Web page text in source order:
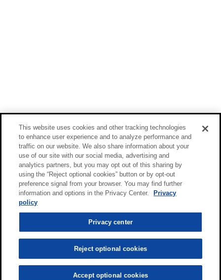
This website uses cookies and other tracking technologies
to enhance user experience and to analyze performance and
traffic on our website. We also share information about your
use of our site with our social media, advertising and
analytics partners, but you may opt out of this sharing by
using the “Reject optional cookies” button or by opt-out
preference signal from your browser. You may find further
information and options in the Privacy Center.
Privacy
policy
Privacy center
Reject optional cookies
Accept optional cookies